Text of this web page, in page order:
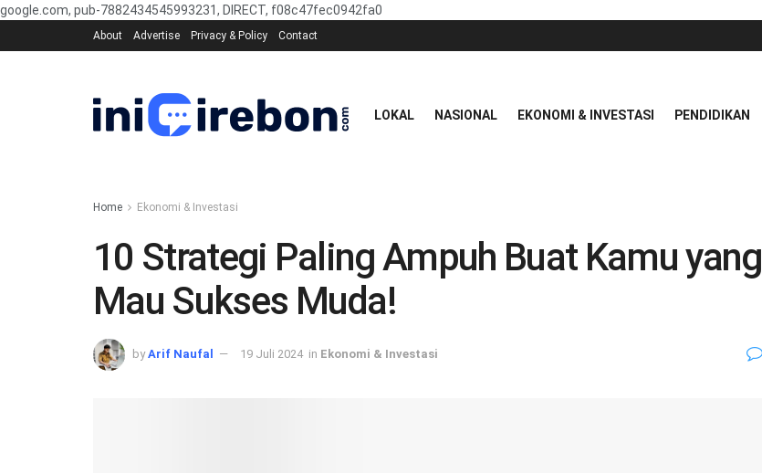
google.com, pub-7882434545993231, DIRECT, f08c47fec0942fa0
About Advertise Privacy & Policy Contact
LOKAL NASIONAL EKONOMI & INVESTASI PENDIDIKAN
Home Ekonomi & Investasi
10 Strategi Paling Ampuh Buat Kamu yang
Mau Sukses Muda!
by Arif Naufal 19 Juli 2024 in Ekonomi & Investasi